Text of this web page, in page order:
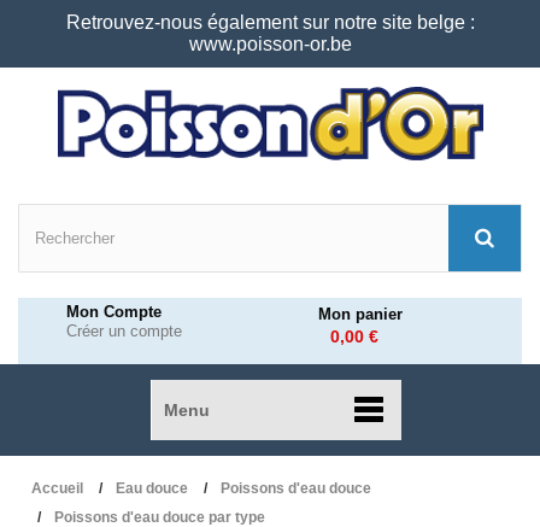
Retrouvez-nous également sur notre site belge :
www.poisson-or.be
Mon Compte
Créer un compte
Mon panier
0,00 €
Menu
Accueil Eau douce
Poissons d'eau douce
Poissons d'eau douce par type